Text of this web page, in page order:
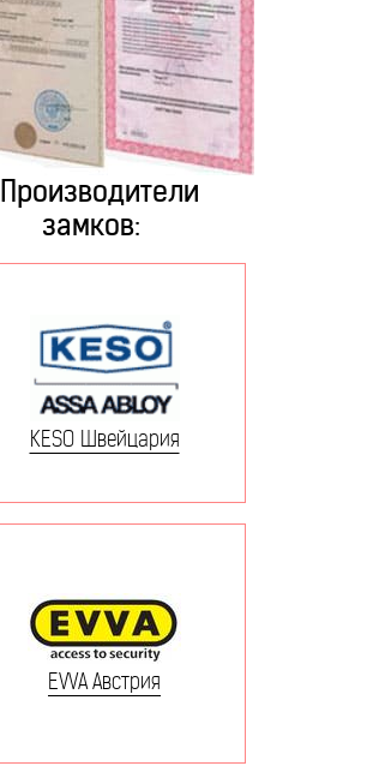
Производители
замков:
KESO Швейцария
EVVA Австрия